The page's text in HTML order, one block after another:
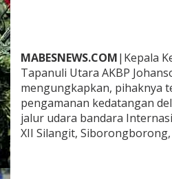
b
u
t
K
e
d
a
MABESNEWS.COM|Kepala
Tapanuli Utara AKBP
mengungkapkan, pihaknya
pengamanan kedatangan
jalur udara bandara
XII Silangit,